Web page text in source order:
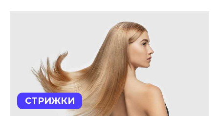
СТРИЖКИ